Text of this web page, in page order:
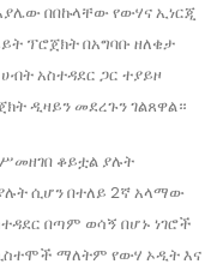
በበኩላቸው የውሃና ኢነርጂ
ፕሮጀክት በአግባቡ ዘለቄታ
አስተዳደር ጋር ተያይዞ
ዲዛይን መደረጉን ገልጸዋል።
ቆይቷል ያሉት
ሲሆን በተለይ 2ኛ አላማው
በጣም ወሳኝ በሆኑ ነገሮች
ሲስተሞች ማለትም የውሃ ኦዲት እና